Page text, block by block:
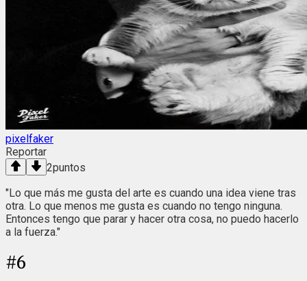
pixelfaker
Reportar
2puntos
"Lo que más me gusta del arte es cuando una idea viene tras
otra. Lo que menos me gusta es cuando no tengo ninguna.
Entonces tengo que parar y hacer otra cosa, no puedo hacerlo
a la fuerza."
#6